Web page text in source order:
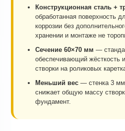
Конструкционная сталь +
обработанная поверхность
коррозии без
хранении и монтаже не
Сечение 60×70 мм —
обеспечивающий жёсткость
створки на роликовых
Меньший вес — стенка 3
снижает общую массу
фундамент.